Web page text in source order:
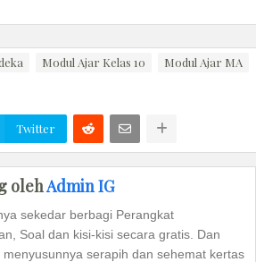
Modul Ajar Kelas 10
Modul Ajar MA
Twitter
olehAdmin IG
sekedar berbagi Perangkat
Soal dan kisi-kisi secara gratis. Dan
menyusunnya serapih dan sehemat kertas